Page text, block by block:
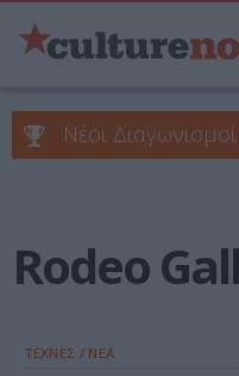
Νέοι Διαγωνισμοί
Rodeo
ΤΕΧΝΕΣ / ΝΕΑ